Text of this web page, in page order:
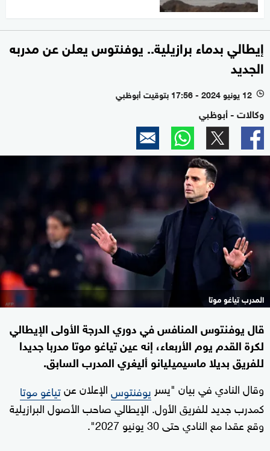
إيطالي بدماء برازيلية.. يوفنتوس يعلن عن مدربه
الجديد
l 12 يونيو 2024 - 17:56 بتوقيت أبوظبي
وكالات - أبوظبي
المدرب تياغو موتا
قال يوفنتوس المنافس في دوري الدرجة الأولى الإيطالي
لكرة القدم يوم الأربعاء، إنه عين تياغو موتا مدربا جديدا
للفريق بديلا ماسيميليانو أليغري المدرب السابق.
وقال النادي في بيان "يسر يوفنتوسالإعلان عنتياغو موتا
كمدرب جديد للفريق الأول. الإيطالي صاحب الأصول البرازيلية
وقع عقدا مع النادي حتى 30 يونيو 2027".